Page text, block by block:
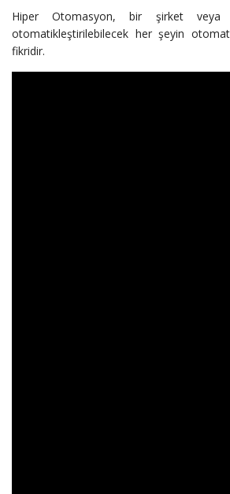
Hiper Otomasyon, bir şirket veya
otomatikleştirilebilecek her şeyin
fikridir.